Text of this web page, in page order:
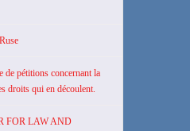
de pétitions concernant la
droits qui en découlent.
FOR LAW AND